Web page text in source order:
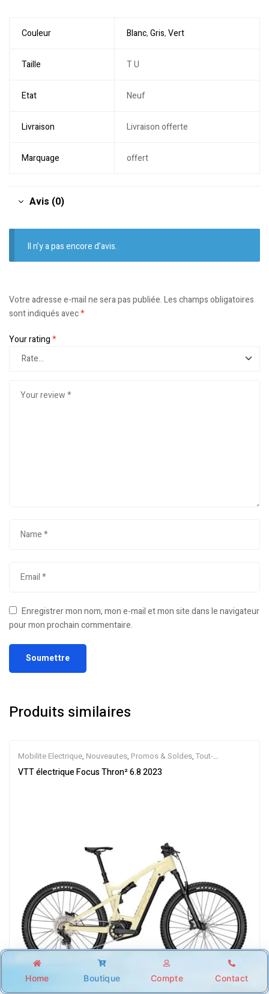
Couleur Blanc,Gris,Vert
Taille T U
Etat Neuf
Livraison Livraison offerte
Marquage offert
Avis (0)
Il n’y a pas encore d’avis.
Votre adresse e-mail ne sera pas publiée.Les champs obligatoires
sont indiqués avec*
Your rating*
Enregistrer mon nom, mon e-mail et mon site dans le navigateur
pour mon prochain commentaire.
Produits similaires
Mobilite Electrique, Nouveautes, Promos & Soldes, Tout-
Suspendus,Vélo électrique ville,Velos Electriques
VTT électrique Focus Thron² 6.8 2023
Shop Account Search Wishlist
Home Boutique Compte Contact